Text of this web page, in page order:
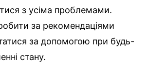
з усіма проблемами.
за рекомендаціями
за допомогою при будь-
стану.